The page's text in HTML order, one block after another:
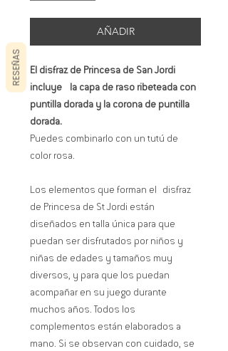
AÑADIR
El disfraz de Princesa de San Jordi
incluye la capa de raso ribeteada con
puntilla dorada y la corona de puntilla
dorada.
Puedes combinarlo con un tutú de
color rosa.
Los elementos que forman el disfraz
de Princesa de St Jordi están
diseñados en talla única para que
puedan ser disfrutados por niños y
niñas de edades y tamaños muy
diversos, y para que los puedan
acompañar en su juego durante
muchos años. Todos los
complementos están elaborados a
mano. Si se observan con cuidado, se
RESEÑAS